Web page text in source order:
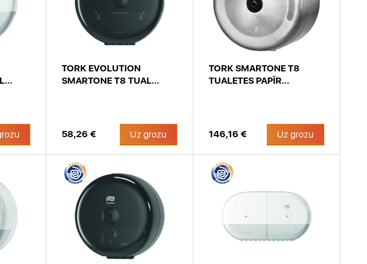
TORK EVOLUTION
SMARTONE T8 TUAL...
58,26 € Uz grozu
TORK SMARTONE T8
TUALETES PAPĪR...
146,16 € Uz grozu